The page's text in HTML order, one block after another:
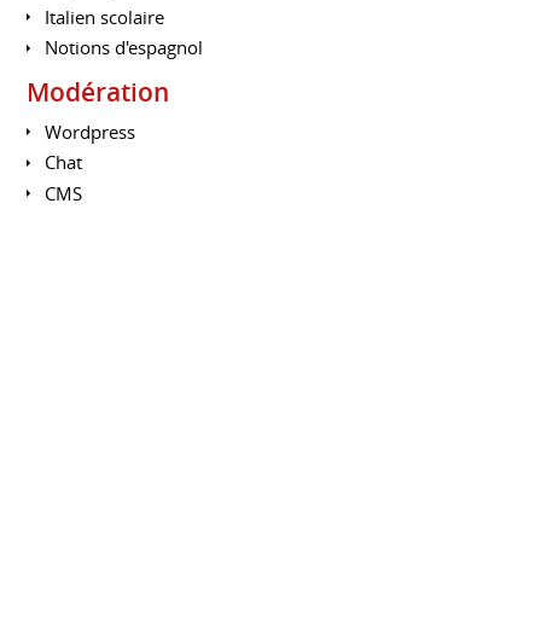
Italien scolaire
Notions d'espagnol
Modération
Wordpress
Chat
CMS